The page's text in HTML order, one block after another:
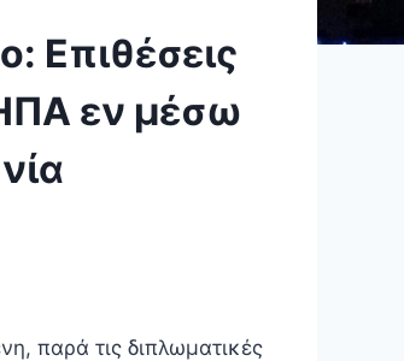
Επιθέσεις
ΗΠΑ εν μέσω
παρά τις διπλωματικές